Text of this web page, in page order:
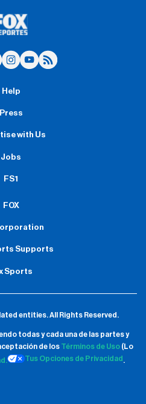
Help
Press
with Us
Jobs
FS1
FOX
Supports
Sports
entities.All Rights Reserved.
todas y cada una de las partes y
de los Términos de Uso(Lo
Tus Opciones de Privacidad .